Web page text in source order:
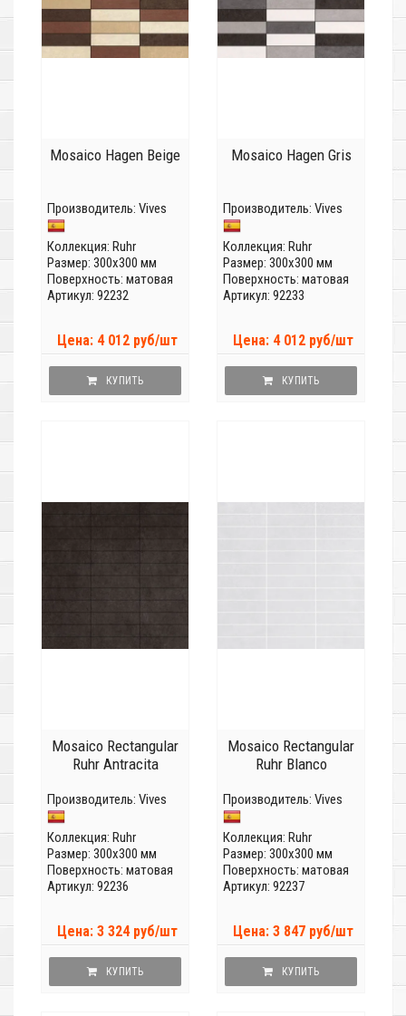
Mosaico Hagen Beige
Производитель: Vives
Коллекция: Ruhr
Размер: 300x300 мм
Поверхность: матовая
Артикул: 92232
Цена: 4 012 руб/шт
КУПИТЬ
Mosaico Hagen Gris
Производитель: Vives
Коллекция: Ruhr
Размер: 300x300 мм
Поверхность: матовая
Артикул: 92233
Цена: 4 012 руб/шт
КУПИТЬ
Mosaico Rectangular
Ruhr Antracita
Производитель: Vives
Коллекция: Ruhr
Размер: 300x300 мм
Поверхность: матовая
Артикул: 92236
Цена: 3 324 руб/шт
КУПИТЬ
Mosaico Rectangular
Ruhr Blanco
Производитель: Vives
Коллекция: Ruhr
Размер: 300x300 мм
Поверхность: матовая
Артикул: 92237
Цена: 3 847 руб/шт
КУПИТЬ